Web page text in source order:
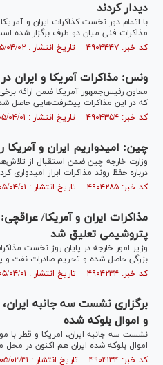
دیدار کردند
با اتمام دور نخست کذاکرات ایران و
مذاکرات فنی میان دو طرف برگزار شده
کد خبر: ۴۹۰۴۴۴۷ تاریخ انتشار : ۱۴۰۵/۰۴/۰۲
ونس: مذاکرات آمریکا و
معاون رئیس‌جمهور آمریکا ضمن ارائه
که در این مذاکرات پیشرفت‌هایی حاصل
کد خبر: ۴۹۰۴۳۵۴ تاریخ انتشار : ۱۴۰۵/۰۴/۰۱
چین: امیدواریم ایران و آمریکا
وزارت خارجه چین ضمن استقبال از
درباره حفظ روند مذاکرات ابراز امیدواری
کد خبر: ۴۹۰۴۲۸۵ تاریخ انتشار : ۱۴۰۵/۰۴/۰۱
مذاکرات ایران و آمریکا/
پتروشیمی تعلیق شد
وزیر امور خارجه در پایان روز نخست
بزرگی حاصل شده و تحریم صادرات نفت
کد خبر: ۴۹۰۴۲۳۴ تاریخ انتشار : ۱۴۰۵/۰۴/۰۱
برگزاری نشست سه جانبه ایران،
و اموال بلوکه شده
نشست سه جانبه ایران، امریکا و قطر با
اموال بلوکه شده ایران هم اکنون در محل
کد خبر: ۴۹۰۴۱۳۴ تاریخ انتشار : ۱۴۰۵/۰۳/۳۱